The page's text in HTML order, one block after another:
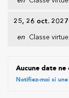
25, 26 oct. 2027
en Classe
Aucune date ne
Notifiez-moi si